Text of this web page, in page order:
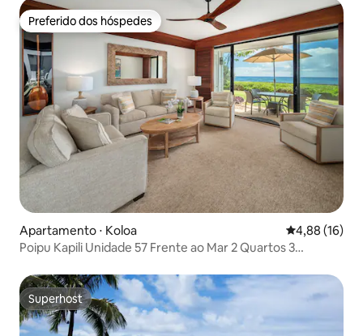
Preferido dos hóspedes
Preferido dos hóspedes
Apartamento ⋅ Koloa 4,88 de uma
4,88 (16)
Poipu Kapili Unidade 57 Frente ao Mar 2 Quartos 3
Superhost
Superhost